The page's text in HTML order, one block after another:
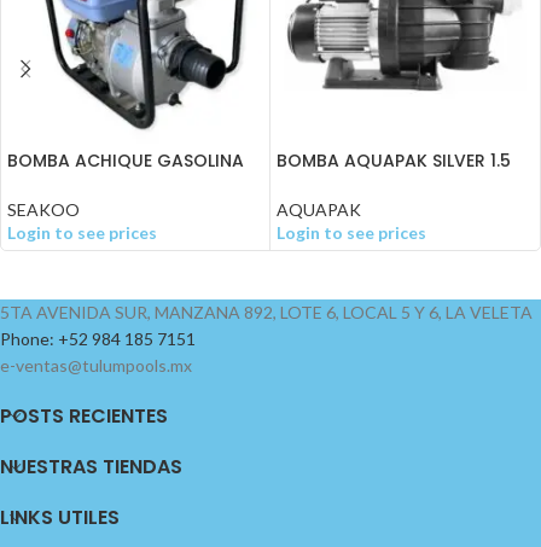
BOMBA ACHIQUE GASOLINA
SEAKOO
Login to see prices
BOMBA AQUAPAK SILVER 1.5
AQUAPAK
Login to see prices
5TA AVENIDA SUR, MANZANA 892, LOTE 6, LOCAL 5 Y 6, LA VELETA
Phone: +52 984 185 7151
e-ventas@tulumpools.mx
POSTS RECIENTES
NUESTRAS TIENDAS
LINKS UTILES